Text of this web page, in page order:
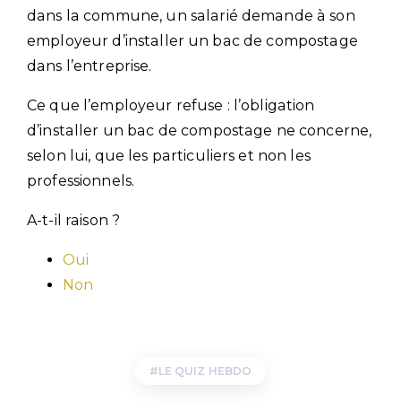
dans la commune, un salarié demande à son
employeur d’installer un bac de compostage
dans l’entreprise.
Ce que l’employeur refuse : l’obligation
d’installer un bac de compostage ne concerne,
selon lui, que les particuliers et non les
professionnels.
A-t-il raison ?
Oui
Non
LE QUIZ HEBDO